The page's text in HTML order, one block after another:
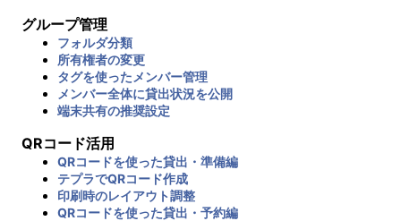
グループ管理
フォルダ分類
所有権者の変更
タグを使ったメンバー管理
メンバー全体に貸出状況を公開
端末共有の推奨設定
QRコード活用
QRコードを使った貸出・準備編
テプラでQRコード作成
印刷時のレイアウト調整
QRコードを使った貸出・予約編